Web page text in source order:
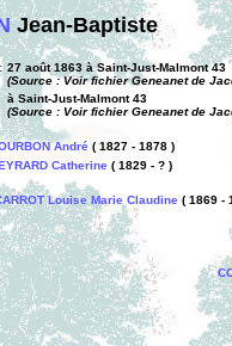
Jean-Baptiste
27 août 1863 à Saint-Just-Malmont 43
(Source : Voir fichier Geneanet de
à Saint-Just-Malmont 43
(Source : Voir fichier Geneanet de
André ( 1827 - 1878 )
Catherine ( 1829 - ? )
Louise Marie Claudine ( 1869 -